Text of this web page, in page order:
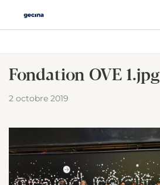
Fondation OVE 1.jpg
2 octobre 2019